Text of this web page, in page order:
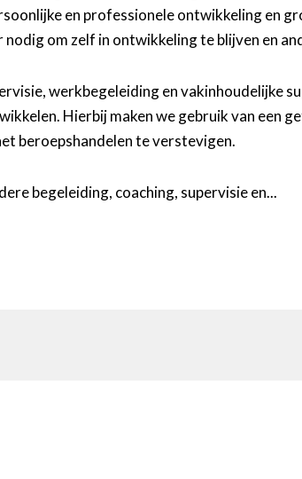
en professionele ontwikkeling en
om zelf in ontwikkeling te blijven en
werkbegeleiding en vakinhoudelijke
Hierbij maken we gebruik van
beroepshandelen te verstevigen.
begeleiding, coaching, supervisie en...